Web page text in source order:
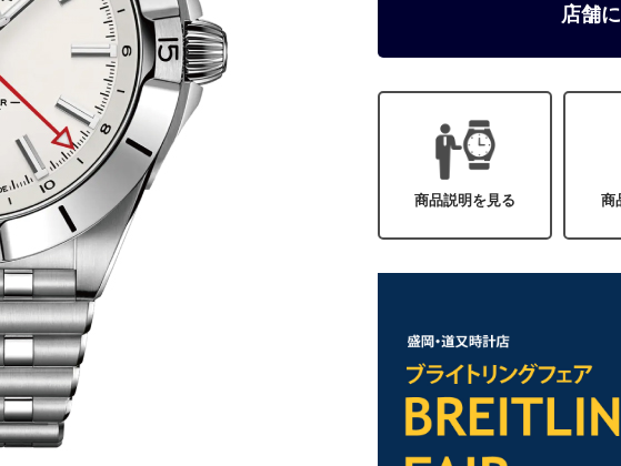
店舗
商品説明を見る 商